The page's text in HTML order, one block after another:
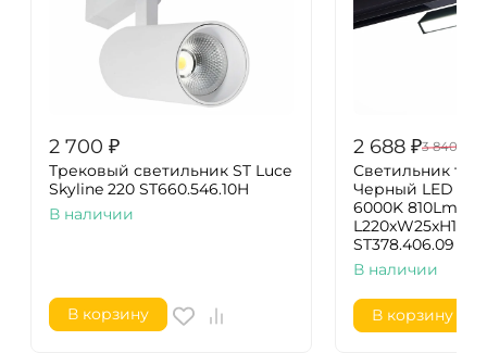
2 700 ₽
Трековый светильник ST Luce
Skyline 220 ST660.546.10H
В наличии
В корзину
2 688 ₽3 840
Светильник
Черный LED
6000K 810Lm
L220xW25xH105
ST378.406.09
В наличии
В корзину